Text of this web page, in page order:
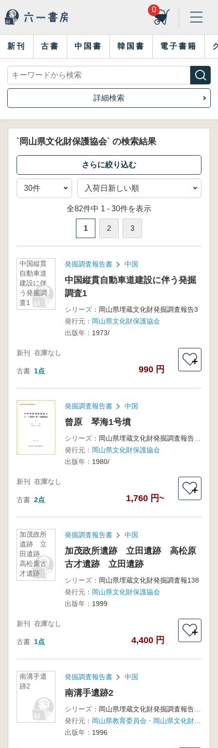
0
新刊 古書 中国書 韓国書 電子書籍
詳細検索
`岡山県文化財保護協会` の検索結果
全82件中 1 - 30件を表示
1 2 3
中国縦貫
自動車道
建設に伴
う発掘調
査1
発掘調査報告書 中国
中国縦貫自動車道建設に伴う発掘
調査1
シリーズ： 岡山県埋蔵文化財発掘調査報告3
発行元： 岡山県文化財保護協会
出版年： 1973/
新刊 在庫なし
古書 1点 990 円
＋
発掘調査報告書 中国
曾原 琴海1号墳
シリーズ：
岡山県埋蔵文化財発掘調査報告36
発行元： 岡山県文化財保護協会
出版年： 1980/
新刊 在庫なし
古書 2点 1,760 円~
＋
加茂政所
遺跡 立
田遺跡
高松原古
才遺跡
立田遺跡
発掘調査報告書 中国
加茂政所遺跡 立田遺跡 高松原
古才遺跡 立田遺跡
シリーズ： 岡山県埋蔵文化財発掘調査報138
発行元： 岡山県文化財保護協会
出版年： 1999
新刊 在庫なし
古書 1点 4,400 円
＋
南溝手遺
跡2
発掘調査報告書 中国
南溝手遺跡2
シリーズ：
岡山県埋蔵文化財発掘調査報告第107集
発行元：
岡山県教育委員会・岡山県文化財保護協会
出版年： 1996